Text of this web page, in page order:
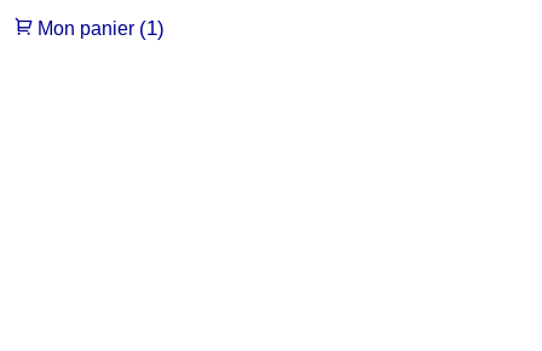
Mon panier (1)